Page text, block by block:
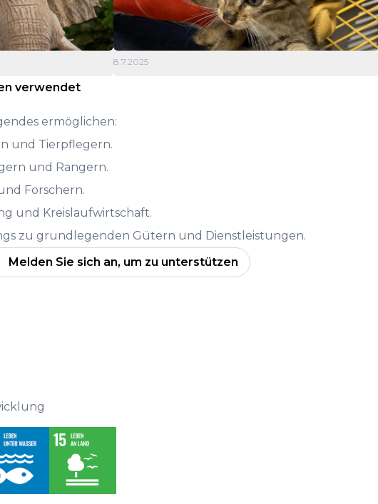
8.7.2025
verwendet
ermöglichen:
und Tierpflegern.
und Rangern.
Forschern.
und Kreislaufwirtschaft.
zu grundlegenden Gütern und Dienstleistungen.
Melden Sie sich an, um zu unterstützen